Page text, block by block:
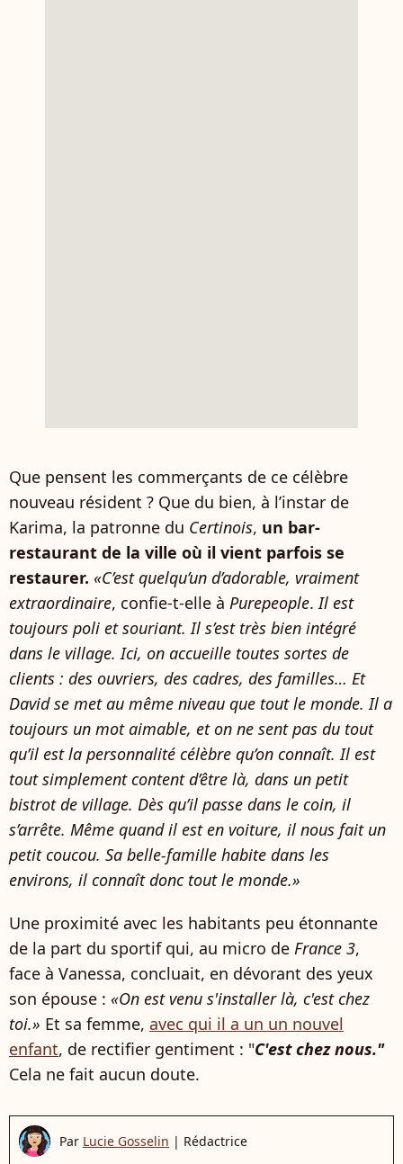
Que pensent les commerçants de ce célèbre
nouveau résident ? Que du bien, à l’instar de
Karima, la patronne du Certinois, un bar-
restaurant de la ville où il vient parfois se
restaurer. «C’est quelqu’un d’adorable, vraiment
extraordinaire, confie-t-elle à Purepeople.Il est
toujours poli et souriant. Il s’est très bien intégré
dans le village. Ici, on accueille toutes sortes de
clients : des ouvriers, des cadres, des familles… Et
David se met au même niveau que tout le monde. Il a
toujours un mot aimable, et on ne sent pas du tout
qu’il est la personnalité célèbre qu’on connaît. Il est
tout simplement content d’être là, dans un petit
bistrot de village. Dès qu’il passe dans le coin, il
s’arrête. Même quand il est en voiture, il nous fait un
petit coucou. Sa belle-famille habite dans les
environs, il connaît donc tout le monde.»
Une proximité avec les habitants peu étonnante
de la part du sportif qui, au micro de France 3,
face à Vanessa, concluait, en dévorant des yeux
son épouse : «On est venu s'installer là, c'est chez
toi.» Et sa femme, avec qui il a un un nouvel
enfant, de rectifier gentiment : "C'est chez nous."
Cela ne fait aucun doute.
Par Lucie Gosselin | Rédactrice